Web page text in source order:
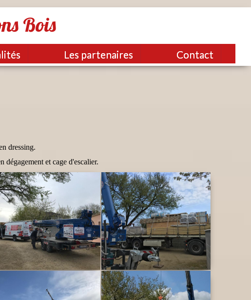
Bois
Les partenaires Contact
dressing.
dégagement et cage d'escalier.